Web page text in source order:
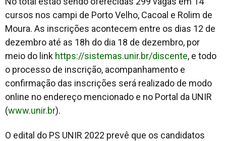
cursos nos campi de Porto Velho, Cacoal e Rolim de
Moura. As inscrições acontecem entre os dias 12 de
dezembro até as 18h do dia 18 de dezembro, por
meio do link https://sistemas.unir.br/discente, e todo
o processo de inscrição, acompanhamento e
confirmação das inscrições será realizado de modo
online no endereço mencionado e no Portal da UNIR
(www.unir.br).
O edital do PS UNIR 2022 prevê que os candidatos